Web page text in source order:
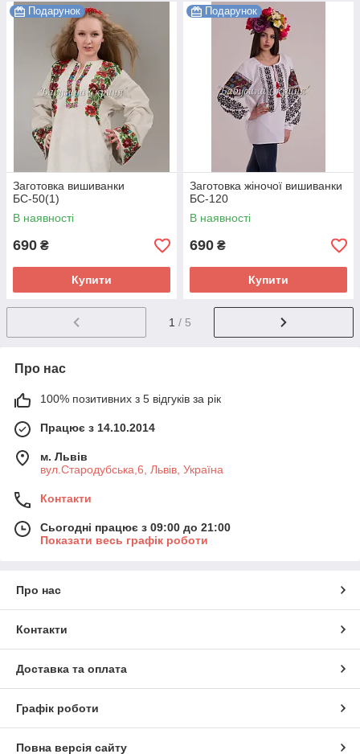
Подарунок
Заготовка вишиванки
БС-50(1)
В наявності
690 ₴
Купити
Подарунок
Заготовка жіночої вишиванки
БС-120
В наявності
690 ₴
Купити
1 / 5
Про нас
100% позитивних з 5 відгуків за рік
Працює з 14.10.2014
м. Львів
вул.Стародубська,6, Львів, Україна
Контакти
Сьогодні працює з 09:00 до 21:00
Показати весь графік роботи
Про нас
Контакти
Доставка та оплата
Графік роботи
Повна версія сайту